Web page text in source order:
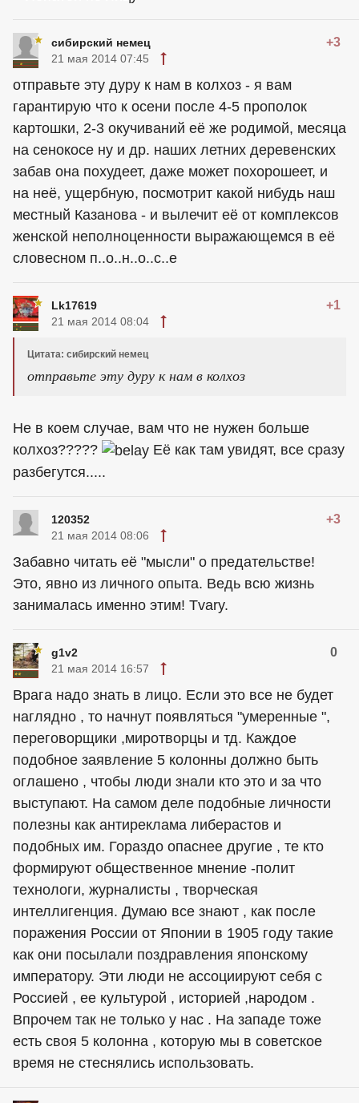
сибирский немец +3
21 мая 2014 07:45
отправьте эту дуру к нам в колхоз - я вам
гарантирую что к осени после 4-5 прополок
картошки, 2-3 окучиваний её же родимой, месяца
на сенокосе ну и др. наших летних деревенских
забав она похудеет, даже может похорошеет, и
на неё, ущербную, посмотрит какой нибудь наш
местный Казанова - и вылечит её от комплексов
женской неполноценности выражающемся в её
словесном п..о..н..о..с..е
Lk17619 +1
21 мая 2014 08:04
Цитата: сибирский немец
отправьте эту дуру к нам в колхоз
Не в коем случае, вам что не нужен больше
колхоз?????
Её как там увидят, все сразу
разбегутся.....
120352 +3
21 мая 2014 08:06
Забавно читать её "мысли" о предательстве!
Это, явно из личного опыта. Ведь всю жизнь
занималась именно этим! Tvary.
g1v2 0
21 мая 2014 16:57
Врага надо знать в лицо. Если это все не будет
наглядно , то начнут появляться "умеренные ",
переговорщики ,миротворцы и тд. Каждое
подобное заявление 5 колонны должно быть
оглашено , чтобы люди знали кто это и за что
выступают. На самом деле подобные личности
полезны как антиреклама либерастов и
подобных им. Гораздо опаснее другие , те кто
формируют общественное мнение -полит
технологи, журналисты , творческая
интеллигенция. Думаю все знают , как после
поражения России от Японии в 1905 году такие
как они посылали поздравления японскому
императору. Эти люди не ассоциируют себя с
Россией , ее культурой , историей ,народом .
Впрочем так не только у нас . На западе тоже
есть своя 5 колонна , которую мы в советское
время не стеснялись использовать.